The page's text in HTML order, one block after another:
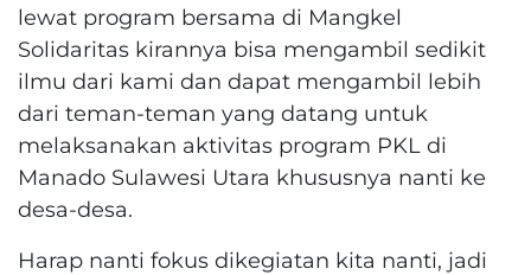
lewat program bersama di Mangkel
Solidaritas kirannya bisa mengambil sedikit
ilmu dari kami dan dapat mengambil lebih
dari teman-teman yang datang untuk
melaksanakan aktivitas program PKL di
Manado Sulawesi Utara khususnya nanti ke
desa-desa.
Harap nanti fokus dikegiatan kita nanti, jadi